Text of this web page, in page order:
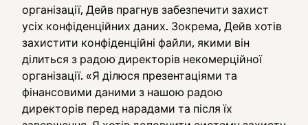
організації, Дейв прагнув забезпечити захист
усіх конфіденційних даних. Зокрема, Дейв хотів
захистити конфіденційні файли, якими він
ділиться з радою директорів некомерційної
організації. «Я ділюся презентаціями та
фінансовими даними з нашою радою
директорів перед нарадами та після їх